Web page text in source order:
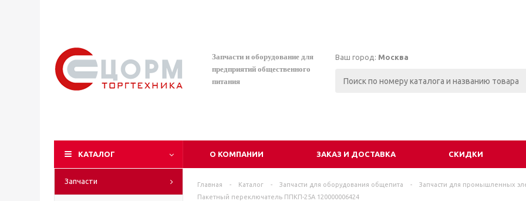
Запчасти и оборудование для
предприятий общественного
питания
Ваш город: Москва
КАТАЛОГ О КОМПАНИИ ЗАКАЗ И ДОСТАВКА СКИДКИ
Запчасти Главная - Каталог - Запчасти для оборудования общепита - Запчасти для промышленных
Пакетный переключатель ППКП-25А 120000006424